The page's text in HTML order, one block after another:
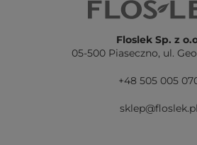
Floslek Sp. z
05-500 Piaseczno, ul.
+48 505 005
sklep@floslek.pl